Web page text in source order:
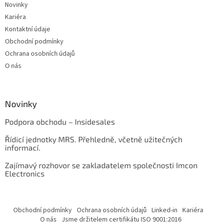
Novinky
Kariéra
Kontaktní údaje
Obchodní podmínky
Ochrana osobních údajů
O nás
Novinky
Podpora obchodu – Insidesales
Řídicí jednotky MRS. Přehledně, včetně užitečných
informací.
Zajímavý rozhovor se zakladatelem společnosti Imcon
Electronics
Obchodní podmínky Ochrana osobních údajů Linked-in Kariéra
O nás Jsme držitelem certifikátu ISO 9001:2016